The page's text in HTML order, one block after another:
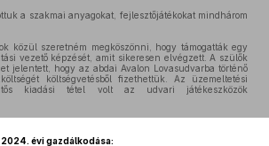
a szakmai anyagokat, fejlesztőjátékokat mindhárom
közül szeretném megköszönni, hogy támogatták egy
vezető képzését, amit sikeresen elvégzett. A szülők
jelentett, hogy az abdai Avalon Lovasudvarba történő
költségvetésből fizethettük. Az üzemeltetési
kiadási tétel volt az udvari játékeszközök
évi gazdálkodása: